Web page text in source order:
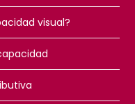
visual?